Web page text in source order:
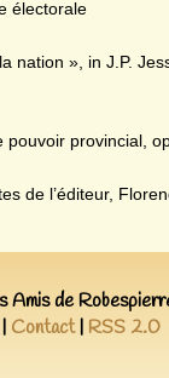
électorale
nation », in J.P.
pouvoir provincial,
de l’éditeur,
de
Contact| RSS 2.0